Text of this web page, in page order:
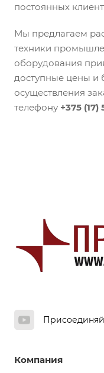
постоянных
Мы предлагаем
техники
оборудования
доступные цены и
осуществления
телефону +375 (17)
Компания